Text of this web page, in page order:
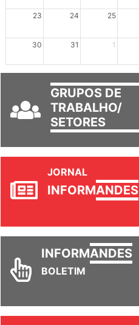
23 24 25
30 31 1
GRUPOS DE
TRABALHO/
SETORES
JORNAL
INFORMANDES
INFORMANDES
BOLETIM